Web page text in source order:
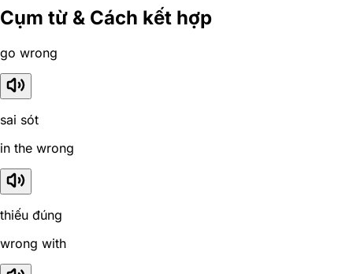
Cụm từ & Cách kết hợp
go wrong
sai sót
in the wrong
thiếu đúng
wrong with